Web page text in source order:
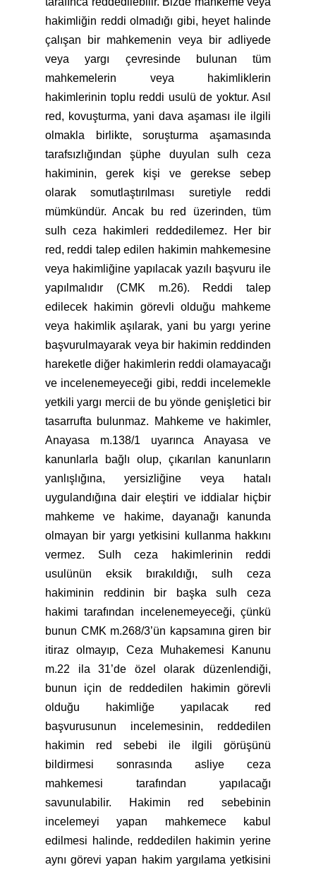
hakimliğin reddi olmadığı gibi, heyet halinde
çalışan bir mahkemenin veya bir adliyede
veya yargı çevresinde bulunan tüm
mahkemelerin veya hakimliklerin
hakimlerinin toplu reddi usulü de yoktur. Asıl
red, kovuşturma, yani dava aşaması ile ilgili
olmakla birlikte, soruşturma aşamasında
tarafsızlığından şüphe duyulan sulh ceza
hakiminin, gerek kişi ve gerekse sebep
olarak somutlaştırılması suretiyle reddi
mümkündür. Ancak bu red üzerinden, tüm
sulh ceza hakimleri reddedilemez. Her bir
red, reddi talep edilen hakimin mahkemesine
veya hakimliğine yapılacak yazılı başvuru ile
yapılmalıdır (CMK m.26). Reddi talep
edilecek hakimin görevli olduğu mahkeme
veya hakimlik aşılarak, yani bu yargı yerine
başvurulmayarak veya bir hakimin reddinden
hareketle diğer hakimlerin reddi olamayacağı
ve incelenemeyeceği gibi, reddi incelemekle
yetkili yargı mercii de bu yönde genişletici bir
tasarrufta bulunmaz. Mahkeme ve hakimler,
Anayasa m.138/1 uyarınca Anayasa ve
kanunlarla bağlı olup, çıkarılan kanunların
yanlışlığına, yersizliğine veya hatalı
uygulandığına dair eleştiri ve iddialar hiçbir
mahkeme ve hakime, dayanağı kanunda
olmayan bir yargı yetkisini kullanma hakkını
vermez. Sulh ceza hakimlerinin reddi
usulünün eksik bırakıldığı, sulh ceza
hakiminin reddinin bir başka sulh ceza
hakimi tarafından incelenemeyeceği, çünkü
bunun CMK m.268/3’ün kapsamına giren bir
itiraz olmayıp, Ceza Muhakemesi Kanunu
m.22 ila 31’de özel olarak düzenlendiği,
bunun için de reddedilen hakimin görevli
olduğu hakimliğe yapılacak red
başvurusunun incelemesinin, reddedilen
hakimin red sebebi ile ilgili görüşünü
bildirmesi sonrasında asliye ceza
mahkemesi tarafından yapılacağı
savunulabilir. Hakimin red sebebinin
incelemeyi yapan mahkemece kabul
edilmesi halinde, reddedilen hakimin yerine
aynı görevi yapan hakim yargılama yetkisini